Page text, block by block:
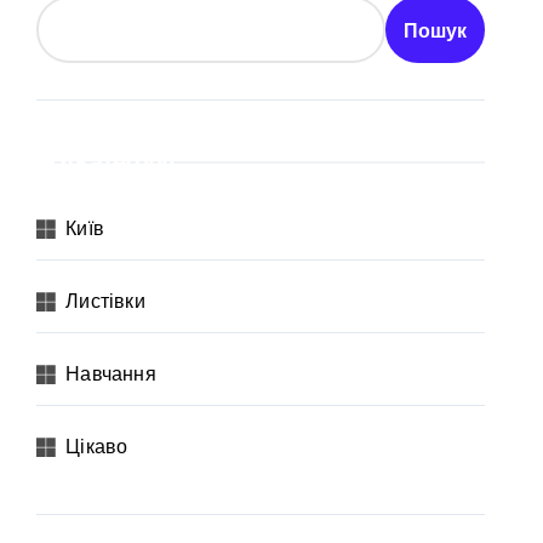
на понад 20 млн грн
Державної служби зайнятості
бетонних укриттів
Пошук
Київ
Листівки
Навчання
Цікаво